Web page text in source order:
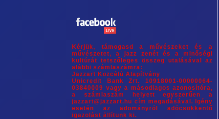
Kérjük, támogasd a művészeket és a
művészetet, a jazz zenét és a minőségi
kultúrát tetszőleges összeg utalásával az
alábbi számlaszámra:
Jazzart Közcélú Alapítvány
Unicredit Bank Zrt. 10918001-00000064-
03840009 vagy a másodlagos azonosítóra,
a számlaszám helyett egyszerűen a
jazzart@jazzart.hu cím megadásával. Igény
esetén az adományról adócsökkentő
igazolást állítunk ki.